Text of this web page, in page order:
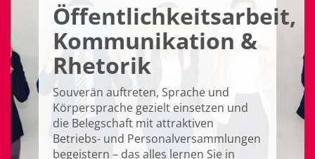
Öffentlichkeitsarbeit,
Kommunikation &
Rhetorik
Souverän auftreten, Sprache und
Körpersprache gezielt einsetzen und
die Belegschaft mit attraktiven
Betriebs- und Personalversammlungen
begeistern – das alles lernen Sie in